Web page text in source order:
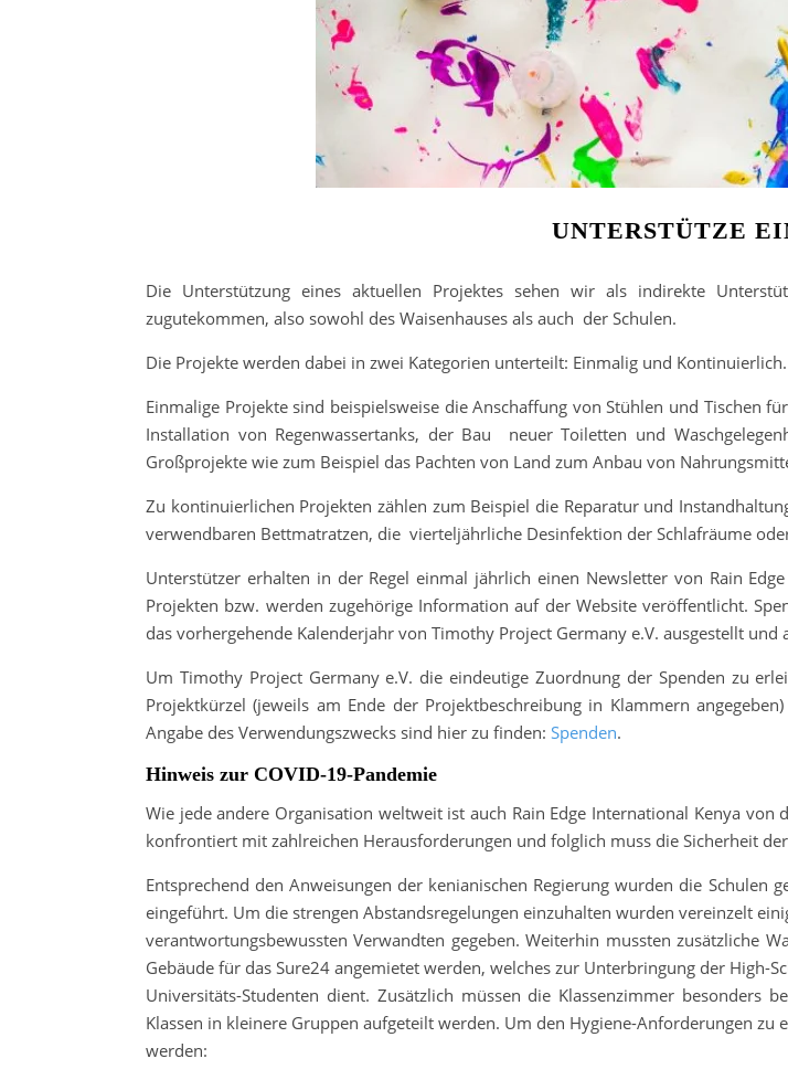
UNTERSTÜTZE
Die Unterstützung eines aktuellen Projektes sehen wir als indirekte
zugutekommen, also sowohl des Waisenhauses als auch der Schulen.
Die Projekte werden dabei in zwei Kategorien unterteilt: Einmalig und Kontinuierlich.
Einmalige Projekte sind beispielsweise die Anschaffung von Stühlen und Tischen
Installation von Regenwassertanks, der Bau neuer Toiletten und
Großprojekte wie zum Beispiel das Pachten von Land zum Anbau von
Zu kontinuierlichen Projekten zählen zum Beispiel die Reparatur und
verwendbaren Bettmatratzen, die vierteljährliche Desinfektion der Schlafräume
Unterstützer erhalten in der Regel einmal jährlich einen Newsletter von Rain
Projekten bzw. werden zugehörige Information auf der Website veröffentlicht.
das vorhergehende Kalenderjahr von Timothy Project Germany e.V. ausgestellt
Um Timothy Project Germany e.V. die eindeutige Zuordnung der Spenden zu
Projektkürzel (jeweils am Ende der Projektbeschreibung in Klammern
Angabe des Verwendungszwecks sind hier zu finden: Spenden.
Hinweis zur COVID-19-Pandemie
Wie jede andere Organisation weltweit ist auch Rain Edge International Kenya
konfrontiert mit zahlreichen Herausforderungen und folglich muss die Sicherheit
Entsprechend den Anweisungen der kenianischen Regierung wurden die Schulen
eingeführt. Um die strengen Abstandsregelungen einzuhalten wurden vereinzelt
verantwortungsbewussten Verwandten gegeben. Weiterhin mussten zusätzliche
Gebäude für das Sure24 angemietet werden, welches zur Unterbringung der High-
Universitäts-Studenten dient. Zusätzlich müssen die Klassenzimmer besonders
Klassen in kleinere Gruppen aufgeteilt werden. Um den Hygiene-Anforderungen
werden: